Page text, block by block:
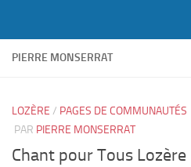
PIERRE MONSERRAT
LOZÈRE / PAGES DE COMMUNAUTÉS
PAR PIERRE MONSERRAT
Chant pour Tous Lozère